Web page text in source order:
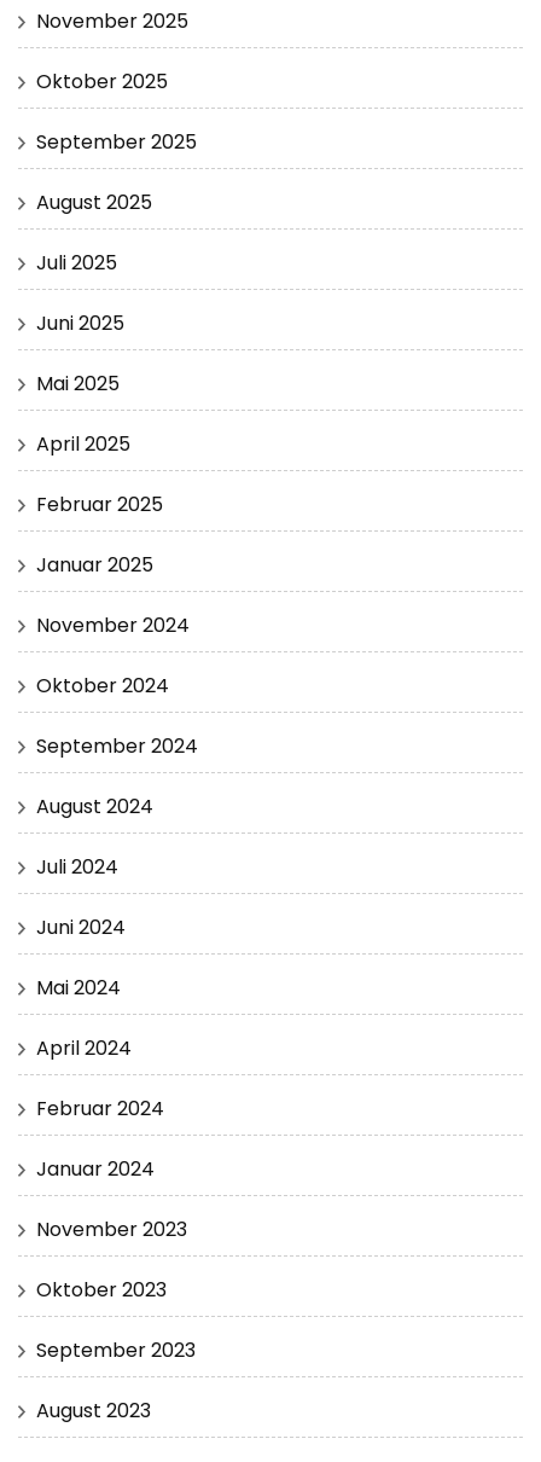
November 2025
Oktober 2025
September 2025
August 2025
Juli 2025
Juni 2025
Mai 2025
April 2025
Februar 2025
Januar 2025
November 2024
Oktober 2024
September 2024
August 2024
Juli 2024
Juni 2024
Mai 2024
April 2024
Februar 2024
Januar 2024
November 2023
Oktober 2023
September 2023
August 2023